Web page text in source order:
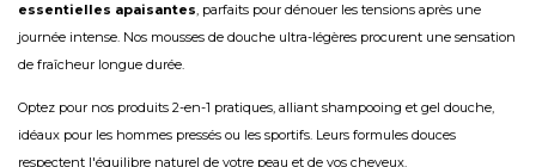
essentielles apaisantes, parfaits pour dénouer les tensions après une
journée intense. Nos mousses de douche ultra-légères procurent une sensation
de fraîcheur longue durée.
Optez pour nos produits 2-en-1 pratiques, alliant shampooing et gel douche,
idéaux pour les hommes pressés ou les sportifs. Leurs formules douces
respectent l'équilibre naturel de votre peau et de vos cheveux.